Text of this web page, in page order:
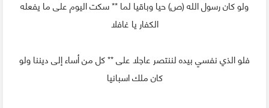
ولو كان رسول الله (ص) حيا وباقيا لما ** سكت اليوم على ما يفعله
الكفار يا غافلا
فلو الذي نفسي بيده لننتصر عاجلا على ** كل من أساء إلى ديننا ولو
كان ملك اسبانيا